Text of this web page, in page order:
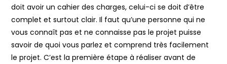
doit avoir un cahier des charges, celui-ci se doit d’être
complet et surtout clair. Il faut qu’une personne qui ne
vous connaît pas et ne connaisse pas le projet puisse
savoir de quoi vous parlez et comprend très facilement
le projet. C’est la première étape à réaliser avant de